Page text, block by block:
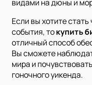
видами на дюны и
Если вы хотите
события, токупить
отличный способ
Вы сможете
мира и
гоночного уикенда.